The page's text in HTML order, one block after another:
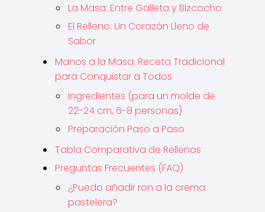
La Masa: Entre Galleta y Bizcocho
El Relleno: Un Corazón Lleno de
Sabor
Manos a la Masa: Receta Tradicional
para Conquistar a Todos
Ingredientes (para un molde de
22-24 cm, 6-8 personas)
Preparación Paso a Paso
Tabla Comparativa de Rellenos
Preguntas Frecuentes (FAQ)
¿Puedo añadir ron a la crema
pastelera?